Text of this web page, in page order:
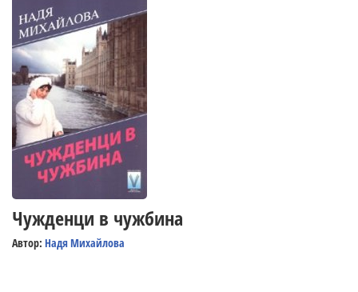
Чужденци в чужбина
Автор: Надя Михайлова